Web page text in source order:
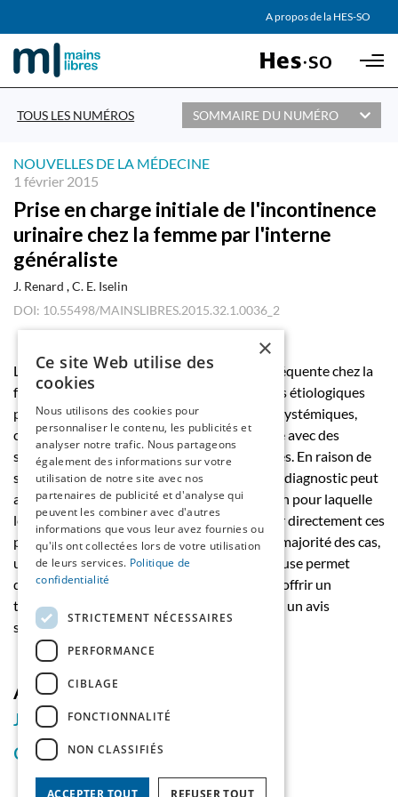
Skip to main content
A propos de la HES-SO
PARTENAIRES
TOUS LES NUMÉROS SOMMAIRE DU NUMÉRO
NOUVELLES DE LA MÉDECINE
1 février 2015
Prise en charge initiale de l'incontinence
urinaire chez la femme par l'interne
généraliste
J. Renard C. E. Iselin
DOI: 10.55498/MAINSLIBRES.2015.32.1.0036_2
L’incontinence urinaire est une pathologie fréquente chez la
femme. Elle se subdivise en trois sous-classes étiologiques
principales (causes génito-urinaires, causes systémiques,
causes potentiellement réversibles), chacune avec des
symptômes, causes et traitements spécifiques. En raison de
sa présentation clinique parfois hybride, son diagnostic peut
apparaître au premier abord complexe, raison pour laquelle
le praticien généraliste a tendance à adresser directement ces
patientes au spécialiste. Cependant, dans la majorité des cas,
une première investigation simple et rigoureuse permet
d’orienter rapidement la prise en charge et d’offrir un
traitement initial adapté sans avoir recours à un avis
spécialisé.
Auteurs
J. Renard
C. E. Iselin
×
Ce site Web utilise des
cookies
Nous utilisons des cookies pour
personnaliser le contenu, les publicités et
analyser notre trafic. Nous partageons
également des informations sur votre
utilisation de notre site avec nos
partenaires de publicité et d'analyse qui
peuvent les combiner avec d'autres
informations que vous leur avez fournies ou
qu'ils ont collectées lors de votre utilisation
de leurs services. Politique de
confidentialité
STRICTEMENT NÉCESSAIRES
PERFORMANCE
CIBLAGE
FONCTIONNALITÉ
NON CLASSIFIÉS
ACCEPTER TOUT REFUSER TOUT